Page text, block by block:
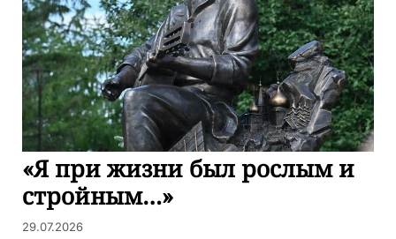
«Я при жизни был рослым и
стройным…»
29.07.2026